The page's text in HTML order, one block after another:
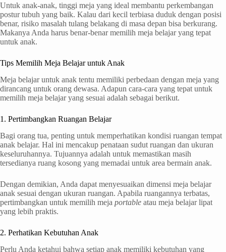
Untuk anak-anak, tinggi meja yang ideal membantu perkembangan
postur tubuh yang baik. Kalau dari kecil terbiasa duduk dengan posisi
benar, risiko masalah tulang belakang di masa depan bisa berkurang.
Makanya Anda harus benar-benar memilih meja belajar yang tepat
untuk anak.
Tips Memilih Meja Belajar untuk Anak
Meja belajar untuk anak tentu memiliki perbedaan dengan meja yang
dirancang untuk orang dewasa. Adapun cara-cara yang tepat untuk
memilih meja belajar yang sesuai adalah sebagai berikut.
1. Pertimbangkan Ruangan Belajar
Bagi orang tua, penting untuk memperhatikan kondisi ruangan tempat
anak belajar. Hal ini mencakup penataan sudut ruangan dan ukuran
keseluruhannya. Tujuannya adalah untuk memastikan masih
tersedianya ruang kosong yang memadai untuk area bermain anak.
Dengan demikian, Anda dapat menyesuaikan dimensi meja belajar
anak sesuai dengan ukuran ruangan. Apabila ruangannya terbatas,
pertimbangkan untuk memilih meja portable atau meja belajar lipat
yang lebih praktis.
2. Perhatikan Kebutuhan Anak
Perlu Anda ketahui bahwa setiap anak memiliki kebutuhan yang